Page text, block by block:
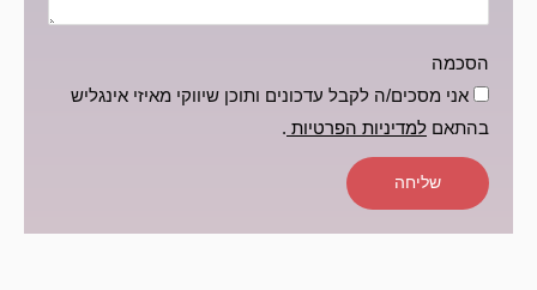
הסכמה
אני מסכים/ה לקבל עדכונים ותוכן שיווקי מאיזי אינגליש
בהתאם למדיניות הפרטיות .
שליחה